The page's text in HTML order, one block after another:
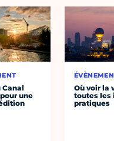
Canal
une
Où voir la
toutes les
pratiques